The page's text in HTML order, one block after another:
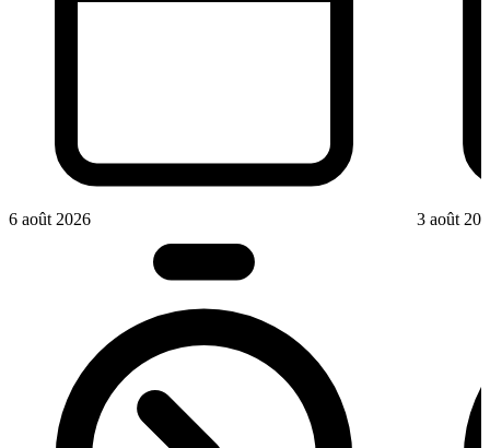
6 août 2026 3 août